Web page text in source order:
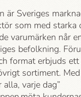
är Sveriges
ör som med starka
varumärken når
befolkning. Fö
format erbjuds
vrigt sortiment.
alla, varje dag”